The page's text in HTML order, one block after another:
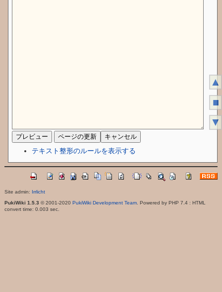
テキスト整形のルールを表示する
Site admin: Irrlicht
PukiWiki 1.5.3 © 2001-2020 PukiWiki Development Team. Powered by PHP 7.4 : HTML
convert time: 0.003 sec.
▲
■
▼